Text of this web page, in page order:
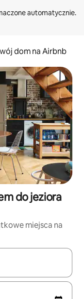
dom na Airbnb
do jeziora
miejsca na
się po nich za